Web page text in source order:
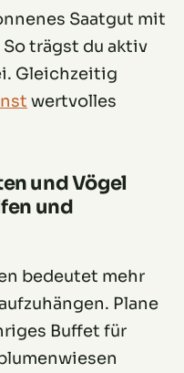
Saatgut mit
trägst du aktiv
Gleichzeitig
wertvolles
und Vögel
und
bedeutet mehr
Plane
Buffet für